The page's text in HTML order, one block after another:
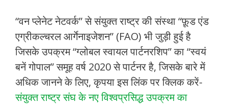
“वन प्लेनेट नेटवर्क” से संयुक्त राष्ट्र की संस्था “फ़ूड एंड
एग्रीकल्चरल आर्गेनाइजेशन” (FAO) भी जुड़ी हुई है
जिसके उपक्रम “ग्लोबल स्वायल पार्टनरशिप” का “स्वयं
बनें गोपाल” समूह वर्ष 2020 से पार्टनर है, जिसके बारे में
अधिक जानने के लिए, कृपया इस लिंक पर क्लिक करें-
संयुक्त राष्ट्र संघ के नए विश्वप्रसिद्ध उपक्रम का